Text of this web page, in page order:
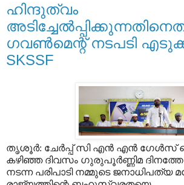
ഹിന്ദുത്വം
ഗവണ്‍മെന്റ് നടപടി
SKSSF
തൃശൂര്‍: ചേര്‍പ്പ് സി എന്‍ എന്‍
കഴിഞ്ഞ ദിവസം ഗുരുപൂര്‍ണ്ണിമ
നടന്ന പരിപാടി നമ്മുടെ ജനാധിപത്യ